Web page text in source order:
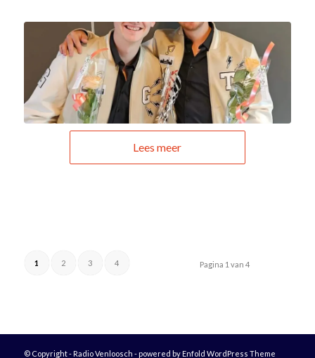
Lees meer
Pagina 1 van 4
1 2 3 4
© Copyright - Radio Venloosch - powered by Enfold WordPress Theme